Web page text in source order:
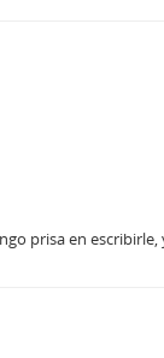
prisa en